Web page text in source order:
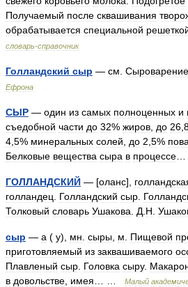
Получаемый после сквашивания
обрабатывается специальной
словарь-справочник
Голландский сыр — см Сыроварение
Ефрона
СЫР — один из самых полноценных и
съедобной части до 32% жиров до 26
4 5% минеральных солей до 2 5%
Белковые вещества сыра в процессе
ГОЛЛАНДСКИЙ — [оланс],
голландец
Голландский сыр
Толковый словарь Ушакова Д Н
сыр — а ( у), мн сыры м Пищевой
приготовляемый из заквашиваемого
Плавленый сыр Головка сыру.
в довольстве имея Малый